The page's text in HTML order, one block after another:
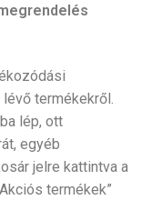
termékekről.
lép, ott
egyéb
jelre kattintva a
termékek”